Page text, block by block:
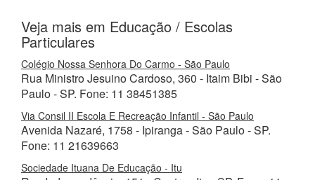
Veja mais em Educação / Escolas
Particulares
Colégio Nossa Senhora Do Carmo - São Paulo
Rua Ministro Jesuino Cardoso, 360 - Itaim Bibi - São
Paulo - SP. Fone: 11 38451385
Via Consil II Escola E Recreação Infantil - São Paulo
Avenida Nazaré, 1758 - Ipiranga - São Paulo - SP.
Fone: 11 21639663
Sociedade Ituana De Educação - Itu